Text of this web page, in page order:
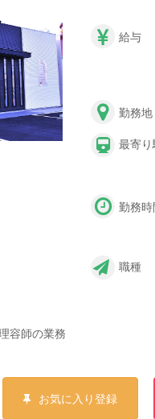
給与
勤務地
最寄り
勤務時
職種
容師の業務
お気に入り登録